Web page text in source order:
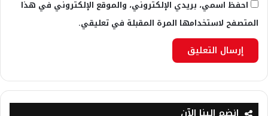
احفظ اسمي، بريدي الإلكتروني، والموقع الإلكتروني في هذا
المتصفح لاستخدامها المرة المقبلة في تعليقي.